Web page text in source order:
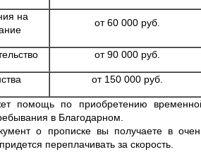
на
от 60 000 руб.
от 90 000 руб.
от 150 000 руб.
помощь по приобретению
в Благодарном.
о прописке вы получаете в
переплачивать за скорость.